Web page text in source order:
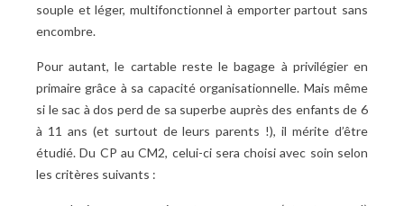
souple et léger, multifonctionnel à emporter partout sans
encombre.
Pour autant, le cartable reste le bagage à privilégier en
primaire grâce à sa capacité organisationnelle. Mais même
si le sac à dos perd de sa superbe auprès des enfants de 6
à 11 ans (et surtout de leurs parents !), il mérite d’être
étudié. Du CP au CM2, celui-ci sera choisi avec soin selon
les critères suivants :